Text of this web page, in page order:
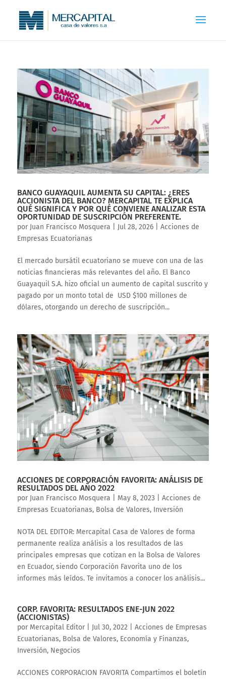
BANCO GUAYAQUIL AUMENTA SU CAPITAL: ¿ERES
ACCIONISTA DEL BANCO? MERCAPITAL TE EXPLICA
QUÉ SIGNIFICA Y POR QUÉ CONVIENE ANALIZAR ESTA
OPORTUNIDAD DE SUSCRIPCIÓN PREFERENTE.
por Juan Francisco Mosquera Jul 28, 2026| Acciones de
Empresas Ecuatorianas
El mercado bursátil ecuatoriano se mueve con una de las
noticias financieras más relevantes del año. El Banco
Guayaquil S.A. hizo oficial un aumento de capital suscrito y
pagado por un monto total de USD $100 millones de
dólares, otorgando un derecho de suscripción...
ACCIONES DE CORPORACIÓN FAVORITA: ANÁLISIS DE
RESULTADOS DEL AÑO 2022
por Juan Francisco Mosquera May 8, 2023
Acciones de
Empresas Ecuatorianas, Bolsa de Valores, Inversión
NOTA DEL EDITOR: Mercapital Casa de Valores de forma
permanente realiza análisis a los resultados de las
principales empresas que cotizan en la Bolsa de Valores
en Ecuador, siendo Corporación Favorita uno de los
informes más leídos. Te invitamos a conocer los análisis...
CORP. FAVORITA: RESULTADOS ENE-JUN 2022
(ACCIONISTAS)
por Mercapital Editor| Jul 30, 2022
Acciones de Empresas
Ecuatorianas, Bolsa de Valores, Economía y Finanzas,
Inversión, Negocios
ACCIONES CORPORACION FAVORITA Compartimos el boletín